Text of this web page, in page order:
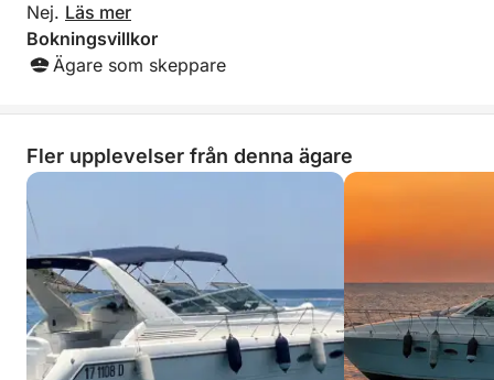
Nej. Läs mer
Bokningsvillkor
Ägare som skeppare
Fler upplevelser från denna ägare